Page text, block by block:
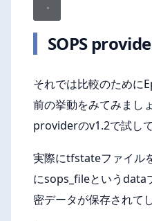
SOPS
それでは比較のために
前の挙動をみてみまし
providerのv1.2で試して
実際にtfstateファイル
にsops_fileという
密データが保存されて